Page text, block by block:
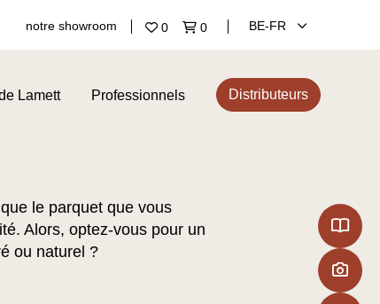
notre showroom 0 0 BE‑FR
Lamett Professionnels Distributeurs
le parquet que vous
Alors, optez-vous pour un
ou naturel ?